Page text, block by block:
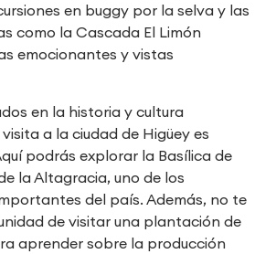
en buggy por la selva y las
como la Cascada El Limón
emocionantes y vistas
en la historia y cultura
a la ciudad de Higüey es
podrás explorar la Basílica de
la Altagracia, uno de los
del país. Además, no te
de visitar una plantación de
aprender sobre la producción